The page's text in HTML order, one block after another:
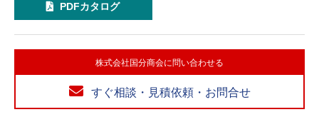
PDFカタログ
株式会社国分商会に問い合わせる
すぐ相談・見積依頼・お問合せ